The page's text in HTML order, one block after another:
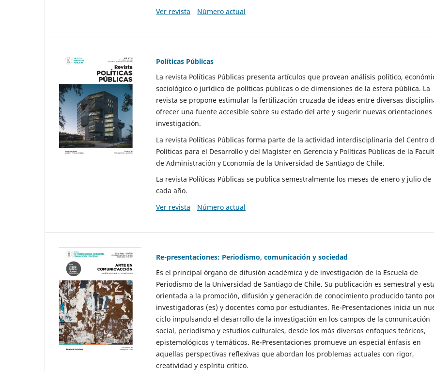
Ver revista
Número actual
Políticas Públicas
La revista Políticas Públicas presenta artículos que provean análisis político,
sociológico o jurídico de políticas públicas o de dimensiones de la esfera pública. La
revista se propone estimular la fertilización cruzada de ideas entre diversas
ofrecer una fuente accesible sobre su estado del arte y sugerir nuevas orientaciones
investigación.
La revista Políticas Públicas forma parte de la actividad interdisciplinaria del Centro
Políticas para el Desarrollo y del Magíster en Gerencia y Políticas Públicas de la
de Administración y Economía de la Universidad de Santiago de Chile.
La revista Políticas Públicas se publica semestralmente los meses de enero y julio de
cada año.
Ver revista
Número actual
Re-presentaciones: Periodismo, comunicación y sociedad
Es el principal órgano de difusión académica y de investigación de la Escuela de
Periodismo de la Universidad de Santiago de Chile. Su publicación es semestral y
orientada a la promoción, difusión y generación de conocimiento producido tanto
investigadoras (es) y docentes como por estudiantes. Re-Presentaciones inicia un
ciclo impulsando el desarrollo de la investigación en los campos de la comunicación
social, periodismo y estudios culturales, desde los más diversos enfoques teóricos,
epistemológicos y temáticos. Re-Presentaciones promueve un especial énfasis en
aquellas perspectivas reflexivas que abordan los problemas actuales con rigor,
creatividad y espíritu crítico.